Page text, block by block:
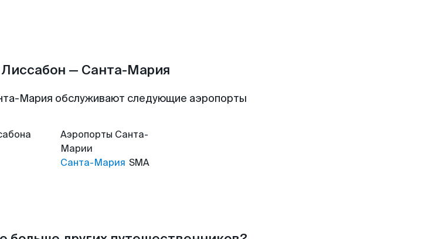
— Санта-Мария
Мария обслуживают следующие аэропорты
Аэропорты Санта-
Марии
Санта-Мария SMA